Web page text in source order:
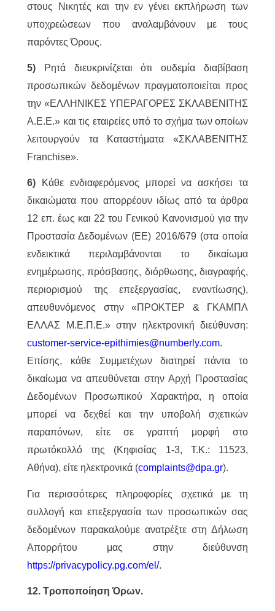
στους Νικητές και την εν γένει εκπλήρωση των
υποχρεώσεων που αναλαμβάνουν με τους
παρόντες Όρους.
5)
Ρητά διευκρινίζεται ότι ουδεμία διαβίβαση
προσωπικών δεδομένων πραγματοποιείται προς
την «ΕΛΛΗΝΙΚΕΣ ΥΠΕΡΑΓΟΡΕΣ ΣΚΛΑΒΕΝΙΤΗΣ
Α.Ε.Ε.» και τις εταιρείες υπό το σχήμα των οποίων
λειτουργούν τα Καταστήματα «ΣΚΛΑΒΕΝΙΤΗΣ
Franchise».
6)
Κάθε ενδιαφερόμενος μπορεί να ασκήσει τα
δικαιώματα που απορρέουν ιδίως από τα άρθρα
12 επ. έως και 22 του Γενικού Κανονισμού για την
Προστασία Δεδομένων (ΕΕ) 2016/679 (στα οποία
ενδεικτικά περιλαμβάνονται το δικαίωμα
ενημέρωσης, πρόσβασης, διόρθωσης, διαγραφής,
περιορισμού της επεξεργασίας, εναντίωσης),
απευθυνόμενος στην «ΠΡΟΚΤΕΡ & ΓΚΑΜΠΛ
ΕΛΛΑΣ M.Ε.Π.Ε.» στην ηλεκτρονική διεύθυνση:
customer-service-epithimies@numberly.com.
Επίσης, κάθε Συμμετέχων διατηρεί πάντα το
δικαίωμα να απευθύνεται στην Αρχή Προστασίας
Δεδομένων Προσωπικού Χαρακτήρα, η οποία
μπορεί να δεχθεί και την υποβολή σχετικών
παραπόνων, είτε σε γραπτή μορφή στο
πρωτόκολλό της (Κηφισίας 1-3, Τ.Κ.: 11523,
Αθήνα), είτε ηλεκτρονικά (complaints@dpa.gr).
Για περισσότερες πληροφορίες σχετικά με τη
συλλογή και επεξεργασία των προσωπικών σας
δεδομένων παρακαλούμε ανατρέξτε στη Δήλωση
Απορρήτου μας στην διεύθυνση
https://privacypolicy.pg.com/el/.
12. Τροποποίηση Όρων.